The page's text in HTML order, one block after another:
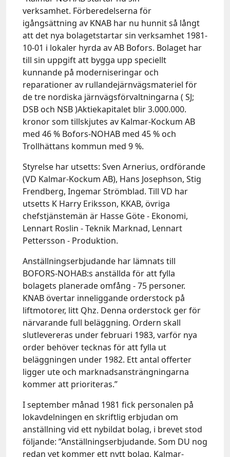
verksamhet. Förberedelserna för
igångsättning av KNAB har nu hunnit så långt
att det nya bolagetstartar sin verksamhet 1981-
10-01 i lokaler hyrda av AB Bofors. Bolaget har
till sin uppgift att bygga upp speciellt
kunnande på moderniseringar och
reparationer av rullandejärnvägsmateriel för
de tre nordiska järnvägsförvaltningarna ( SJ;
DSB och NSB )Aktiekapitalet blir 3.000.000.
kronor som tillskjutes av Kalmar-Kockum AB
med 46 % Bofors-NOHAB med 45 % och
Trollhättans kommun med 9 %.
Styrelse har utsetts: Sven Arnerius, ordförande
(VD Kalmar-Kockum AB), Hans Josephson, Stig
Frendberg, Ingemar Strömblad. Till VD har
utsetts K Harry Eriksson, KKAB, övriga
chefstjänstemän är Hasse Göte - Ekonomi,
Lennart Roslin - Teknik Marknad, Lennart
Pettersson - Produktion.
Anställningserbjudande har lämnats till
BOFORS-NOHAB:s anställda för att fylla
bolagets planerade omfång - 75 personer.
KNAB övertar inneliggande orderstock på
liftmotorer, litt Qhz. Denna orderstock ger för
närvarande full beläggning. Ordern skall
slutlevereras under februari 1983, varför nya
order behöver tecknas för att fylla ut
beläggningen under 1982. Ett antal offerter
ligger ute och marknadsansträngningarna
kommer att prioriteras.”
I september månad 1981 fick personalen på
lokavdelningen en skriftlig erbjudan om
anställning vid ett nybildat bolag, i brevet stod
följande: ”Anställningserbjudande. Som DU nog
redan vet kommer ett nytt bolag, Kalmar-